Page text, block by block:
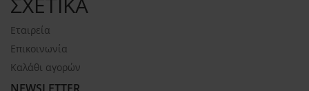
Εταιρεία
Επικοινωνία
Καλάθι αγορών